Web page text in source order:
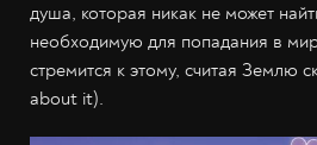
душа, которая никак не может
необходимую для попадания в
стремится к этому, считая Землю
about it).